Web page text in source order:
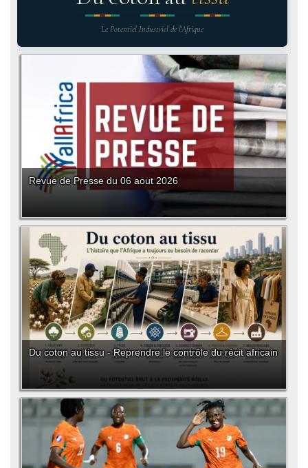
Le Potentiel Industriel de l'Afrique
Revue de Presse du 06 aout 2026
Du coton au tissu - Reprendre le contrôle du récit africain